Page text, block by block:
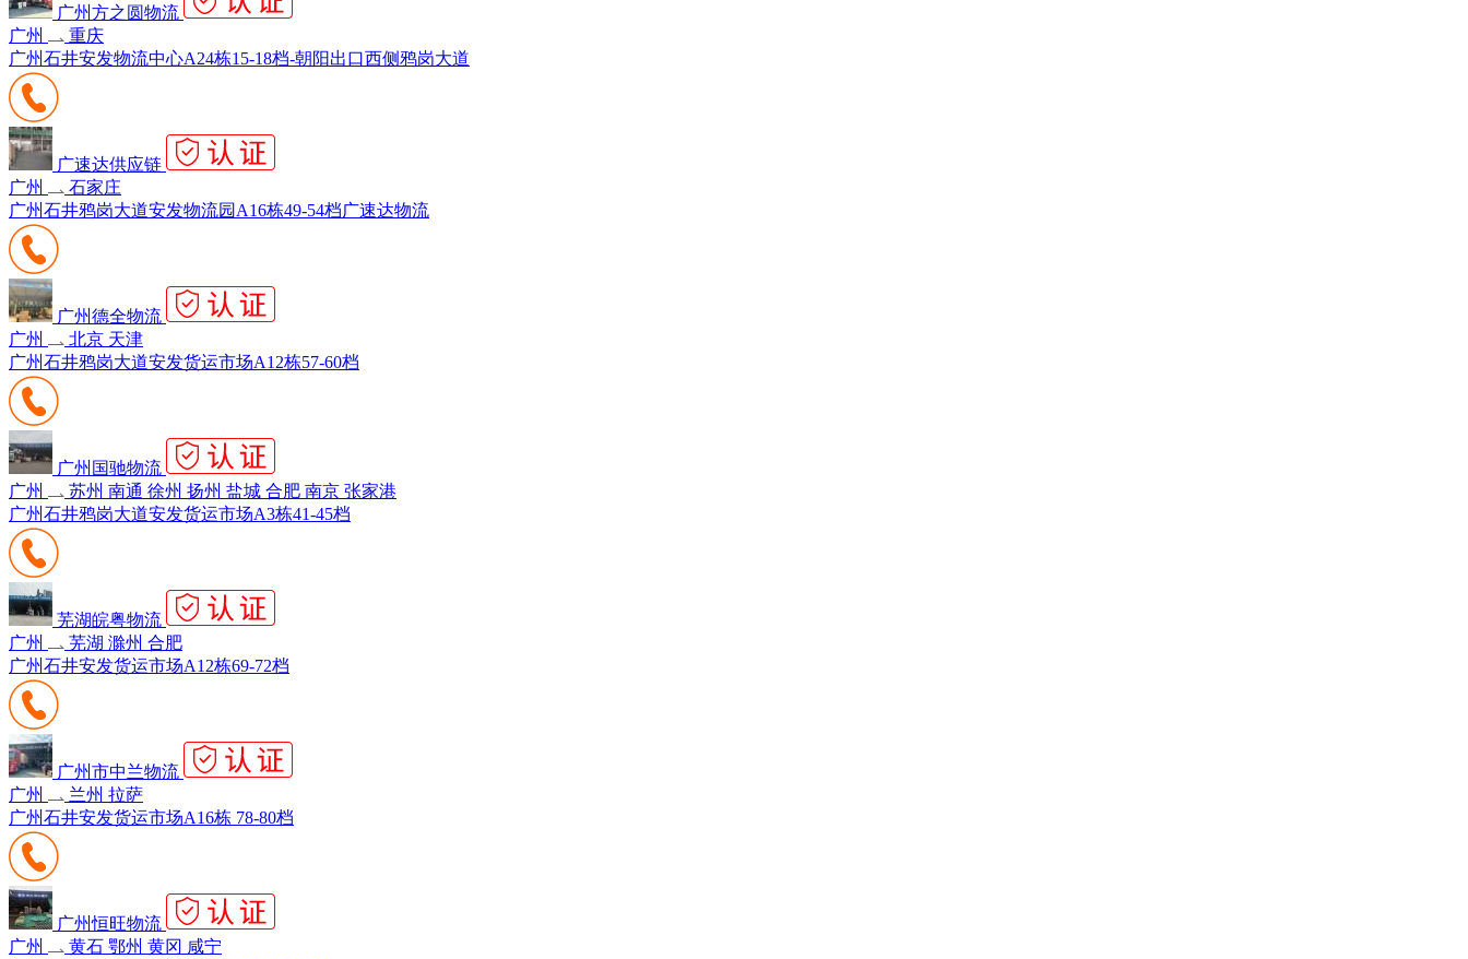
广州方之圆物流
广州
重庆
广州石井安发物流中心A24栋15-18档-朝阳出口西侧鸦岗大道
广速达供应链
广州
石家庄
广州石井鸦岗大道安发物流园A16栋49-54档广速达物流
广州德全物流
广州
北京 天津
广州石井鸦岗大道安发货运市场A12栋57-60档
广州国驰物流
广州
苏州 南通 徐州 扬州 盐城 合肥 南京 张家港
广州石井鸦岗大道安发货运市场A3栋41-45档
芜湖皖粤物流
广州
芜湖 滁州 合肥
广州石井安发货运市场A12栋69-72档
广州市中兰物流
广州
兰州 拉萨
广州石井安发货运市场A16栋 78-80档
广州恒旺物流
广州
黄石 鄂州 黄冈 咸宁